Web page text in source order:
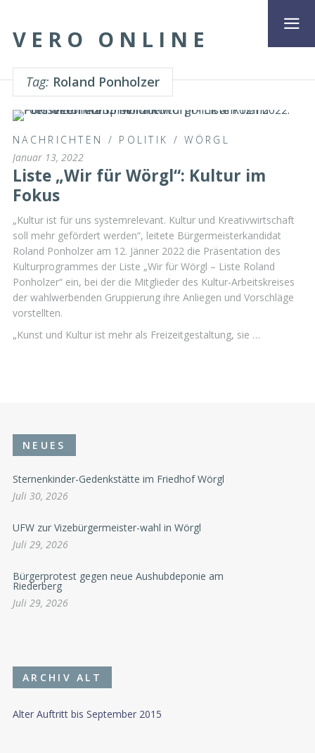
VERO ONLINE
Tag: Roland Ponholzer
NACHRICHTEN / POLITIK /WÖRGL
Januar 13, 2022
Liste „Wir für Wörgl“: Kultur im
Fokus
„Kultur ist für uns systemrelevant. Kultur und Kreativwirtschaft
soll mehr gefördert werden“, leitete Bürgermeisterkandidat
Roland Ponholzer am 12. Jänner 2022 die Präsentation des
Kulturprogrammes der Liste „Wir für Wörgl – Liste Roland
Ponholzer“ ein, bei der die Mitglieder des Kultur-Arbeitskreises
der wahlwerbenden Gruppierung ihre Anliegen und Vorschläge
vorstellten.
„Kunst und Kultur ist mehr als Freizeitgestaltung, sie …
NEUES
Sternenkinder-Gedenkstätte im Friedhof Wörgl
Juli 30, 2026
UFW zur Vizebürgermeister-wahl in Wörgl
Juli 29, 2026
Bürgerprotest gegen neue Aushubdeponie am
Riederberg
Juli 29, 2026
ARCHIV ALT
Alter Auftritt bis September 2015